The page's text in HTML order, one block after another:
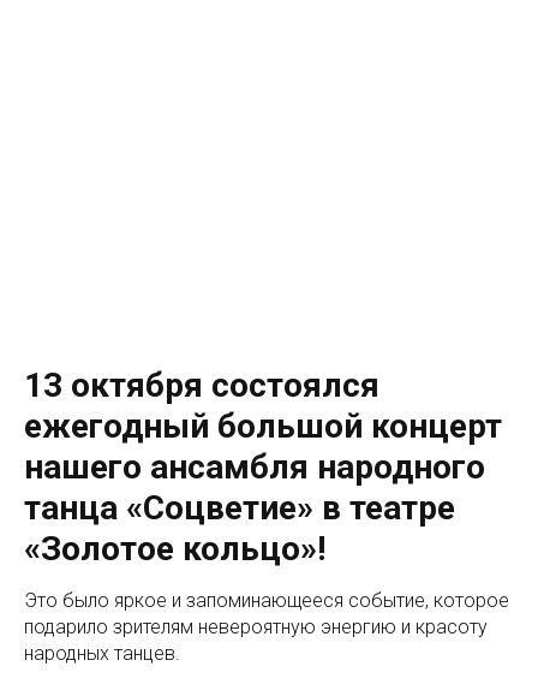
13 октября состоялся
ежегодный большой концерт
нашего ансамбля народного
танца «Соцветие» в театре
«Золотое кольцо»!
Это было яркое и запоминающееся событие, которое
подарило зрителям невероятную энергию и красоту
народных танцев.